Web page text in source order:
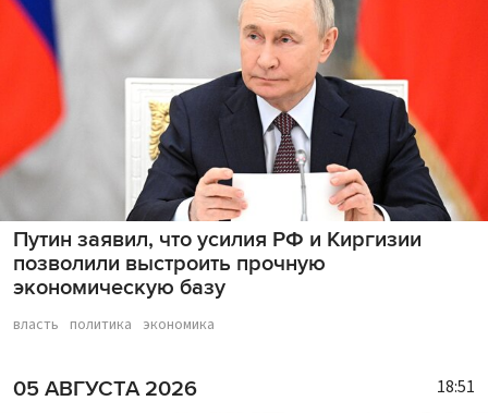
Путин заявил, что усилия РФ и Киргизии
позволили выстроить прочную
экономическую базу
власть политика экономика
05 АВГУСТА 2026 18:51